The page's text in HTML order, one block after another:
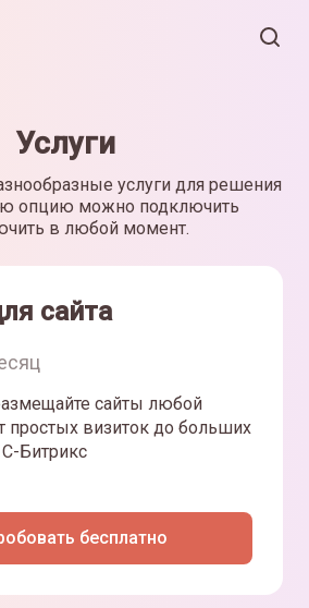
Услуги
услуги для решения
опцию можно подключить
в любой момент.
сайта
сайты любой
простых визиток до больших
Битрикс
бесплатно